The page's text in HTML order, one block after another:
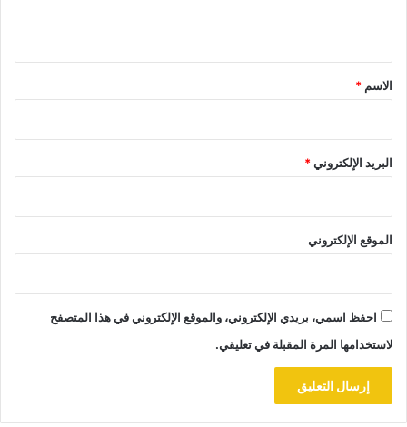
*
الاسم *
البريد الإلكتروني*
الموقع الإلكتروني
احفظ اسمي، بريدي الإلكتروني، والموقع الإلكتروني في هذا المتصفح
لاستخدامها المرة المقبلة في تعليقي.